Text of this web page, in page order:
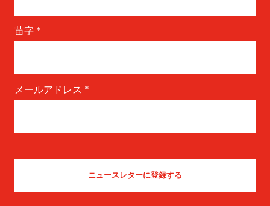
苗字 *
メールアドレス *